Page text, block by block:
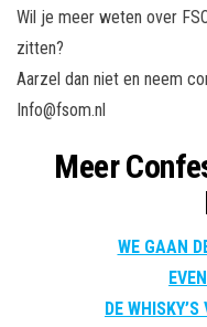
Wil je meer weten over
zitten?
Aarzel dan niet en neem
Info@fsom.nl
Meer
WE GAAN
DE